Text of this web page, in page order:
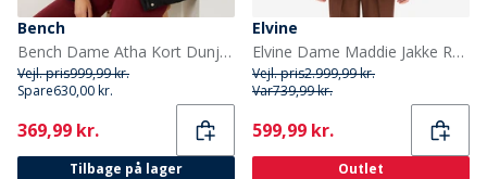
Bench
Bench Dame Atha Kort Dunjakke Sort
Vejl. pris999,99 kr.
Spare630,00 kr.
Current
369,99 kr.
Tilbage på lager
Elvine
Elvine Dame Maddie Jakke Rose
Vejl. pris2.999,99 kr.
Var739,99 kr.
Current
599,99 kr.
Outlet